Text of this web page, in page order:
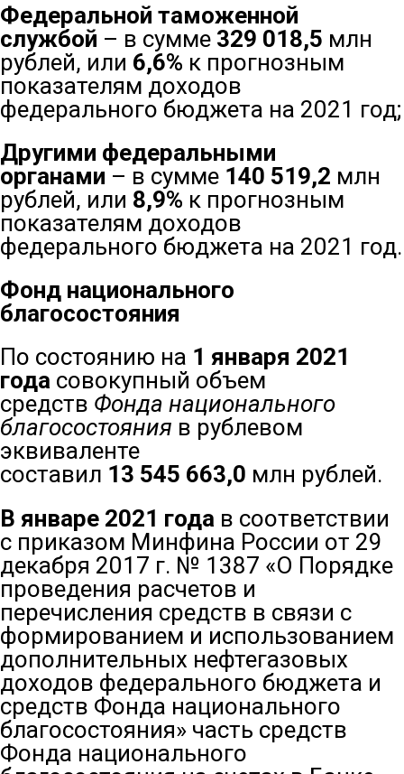
Федеральной таможенной
службой – в сумме 329 018,5 млн
рублей, или 6,6% к прогнозным
показателям доходов
федерального бюджета на 2021 год;
Другими федеральными
органами – в сумме 140 519,2 млн
рублей, или 8,9% к прогнозным
показателям доходов
федерального бюджета на 2021 год.
Фонд национального
благосостояния
По состоянию на 1 января 2021
года совокупный объем
средств Фонда национального
благосостояния в рублевом
эквиваленте
составил 13 545 663,0 млн рублей.
В январе 2021 года в соответствии
с приказом Минфина России от 29
декабря 2017 г. № 1387 «О Порядке
проведения расчетов и
перечисления средств в связи с
формированием и использованием
дополнительных нефтегазовых
доходов федерального бюджета и
средств Фонда национального
благосостояния» часть средств
Фонда национального